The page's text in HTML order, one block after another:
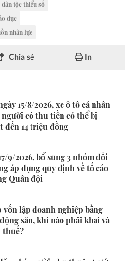
tộc thiểu số
dục
nhân lực
Chia sẻ In
15/8/2026, xe ô tô cá nhân
người có thu tiền có thể bị
đến 14 triệu đồng
9/2026, bổ sung 3 nhóm đối
áp dụng quy định về tố cáo
Quân đội
vốn lập doanh nghiệp bằng
sản, khi nào phải khai và
thuế?